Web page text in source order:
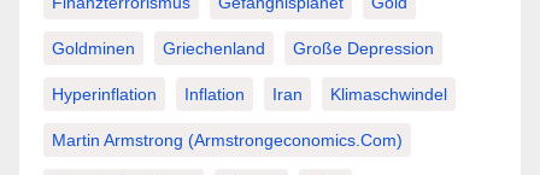
Goldminen Griechenland Große Depression
Hyperinflation Inflation Iran Klimaschwindel
Martin Armstrong (Armstrongeconomics.com)